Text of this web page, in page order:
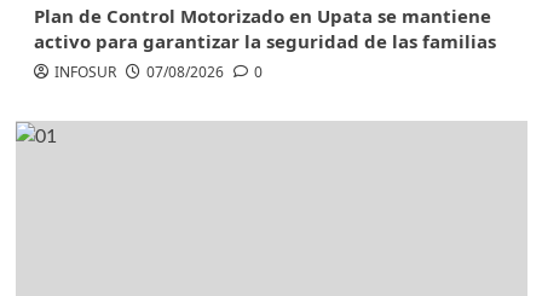
Plan de Control Motorizado en Upata se mantiene
activo para garantizar la seguridad de las familias
INFOSUR 07/08/2026 0